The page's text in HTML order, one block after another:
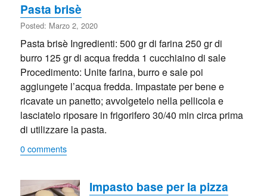
Pasta brisè
Posted: Marzo 2, 2020
Pasta brisè Ingredienti: 500 gr di farina 250 gr di
burro 125 gr di acqua fredda 1 cucchiaino di sale
Procedimento: Unite farina, burro e sale poi
aggiungete l’acqua fredda. Impastate per bene e
ricavate un panetto; avvolgetelo nella pellicola e
lasciatelo riposare in frigorifero 30/40 min circa prima
di utilizzare la pasta.
0 comments
Impasto base per la pizza